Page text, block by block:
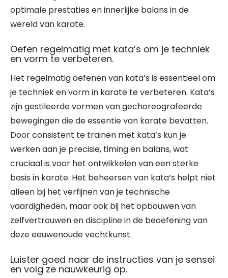
optimale prestaties en innerlijke balans in de
wereld van karate.
Oefen regelmatig met kata’s om je techniek
en vorm te verbeteren.
Het regelmatig oefenen van kata’s is essentieel om
je techniek en vorm in karate te verbeteren. Kata’s
zijn gestileerde vormen van gechoreografeerde
bewegingen die de essentie van karate bevatten.
Door consistent te trainen met kata’s kun je
werken aan je precisie, timing en balans, wat
cruciaal is voor het ontwikkelen van een sterke
basis in karate. Het beheersen van kata’s helpt niet
alleen bij het verfijnen van je technische
vaardigheden, maar ook bij het opbouwen van
zelfvertrouwen en discipline in de beoefening van
deze eeuwenoude vechtkunst.
Luister goed naar de instructies van je sensei
en volg ze nauwkeurig op.